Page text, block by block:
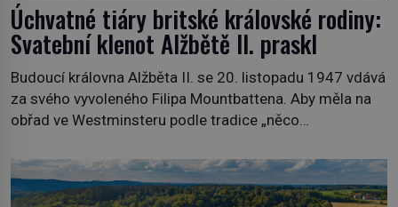
Úchvatné tiáry britské královské rodiny:
Svatební klenot Alžbětě II. praskl
Budoucí královna Alžběta II. se 20. listopadu 1947 vdává
za svého vyvoleného Filipa Mountbattena. Aby měla na
obřad ve Westminsteru podle tradice „něco
soukromé kolekce – diamantovou tiáru královny Marie.
„Je to ošklivá špičatá tiára,“ zhodnotil klenot britský